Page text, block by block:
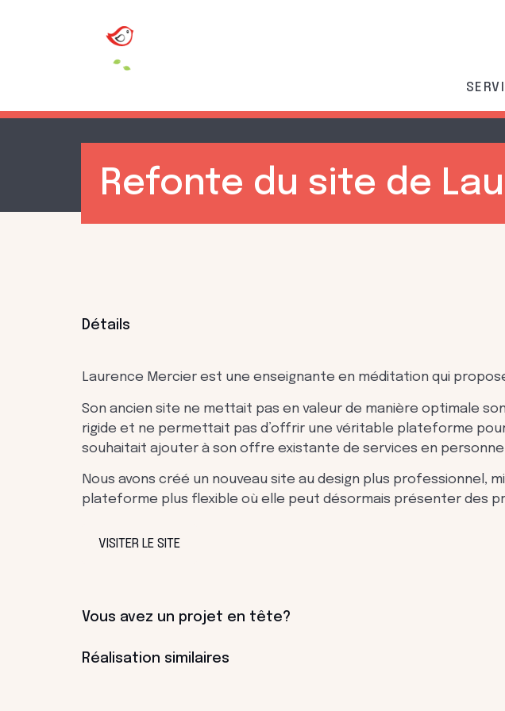
Refonte du site de
Détails
Laurence Mercier est une enseignante en méditation qui
Son ancien site ne mettait pas en valeur de manière optimale
rigide et ne permettait pas d’offrir une véritable plateforme
souhaitait ajouter à son offre existante de services en
Nous avons créé un nouveau site au design plus professionnel,
plateforme plus flexible où elle peut désormais présenter des
VISITER LE SITE
Vous avez un projet en tête?
Réalisation similaires